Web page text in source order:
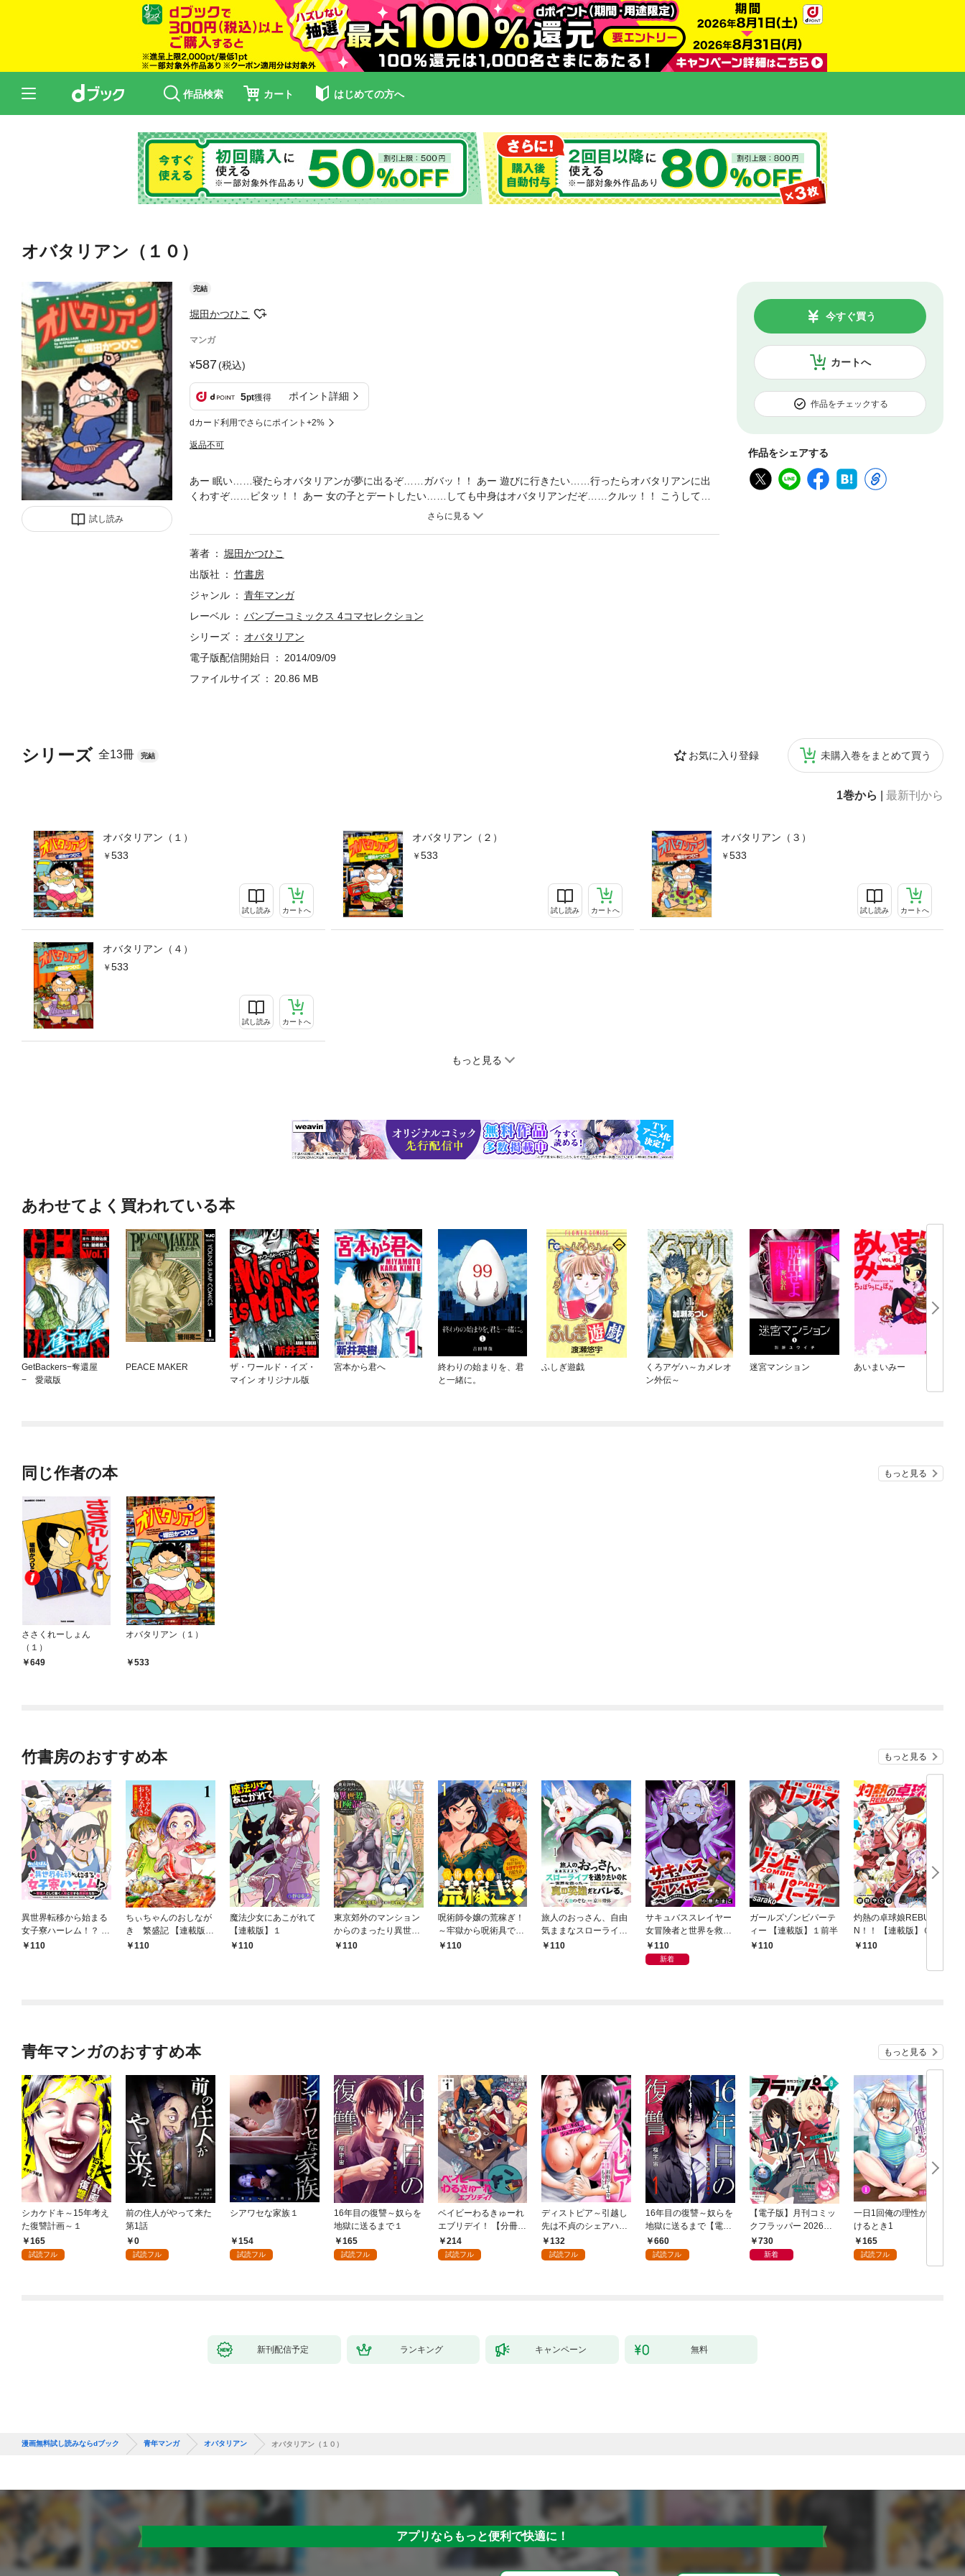
作品検索 カート はじめての方へ
オバタリアン（１０）
試し読み
完結
堀田かつひこ
マンガ
587(税込)
5pt獲得 ポイント詳細
dカード利用でさらにポイント+2%
返品不可
カートへ
今すぐ買う
作品をチェックする
作品をシェアする
シリーズ 全13冊 完結 お気に入り登録 未購入巻をまとめて買う
1巻から 最新刊から
オバタリアン（１）
533
試し読み カートへ
オバタリアン（２）
533
試し読み カートへ
オバタリアン（３）
533
試し読み カートへ
オバタリアン（４）
533
試し読み カートへ
もっと見る
あー 眠い……寝たらオバタリアンが夢に出るぞ……ガバッ！！ あー 遊びに行きたい……行ったらオバタリアンに出
くわすぞ……ピタッ！！ あー 女の子とデートしたい……しても中身はオバタリアンだぞ……クルッ！！ こうしてこ
の１０巻はできました……チャンチャン！！（「作者のことば」より） ２０世紀が生んだ名作！ ゴーイング・マイ
著者
堀田かつひこ
出版社
竹書房
ジャンル
青年マンガ
レーベル
バンブーコミックス 4コマセレクション
シリーズ
オバタリアン
電子版配信開始日
2014/09/09
ファイルサイズ
20.86 MB
あわせてよく買われている本
GetBackers−奪還屋
− 愛蔵版
PEACE MAKER
ザ・ワールド・イズ・
マイン オリジナル版
宮本から君へ
終わりの始まりを、君
と一緒に。
ふしぎ遊戯
くろアゲハ～カメレオ
ン外伝～
迷宮マンション あいまいみー
同じ作者の本 もっと見る
ささくれーしょん
（１）
649
オバタリアン（１）
533
竹書房のおすすめ本 もっと見る
異世界転移から始まる
女子寮ハーレム！？ ～
管理人として働く人間
110
ちぃちゃんのおしなが
き 繁盛記 【連載版】
１110
魔法少女にあこがれて
【連載版】１
110
東京郊外のマンション
からのまったり異世界
冒険記 ～僕の部屋が
110
呪術師令嬢の荒稼ぎ！
～牢獄から呪術具で掴
み取る金貨ザクザク宮
110
旅人のおっさん、自由
気ままなスローライフ
を送りたいのに世界を
110
サキュバススレイヤー
女冒険者と世界を救う
終末のハーレム部隊
【連載版】１
110
新着
ガールズゾンビパーテ
ィー 【連載版】１前半
110
灼熱の卓球娘REBUR
N！！ 【連載版】０－
①110
青年マンガのおすすめ本 もっと見る
シカケドキ～15年考え
た復讐計画～１
165
試読フル
前の住人がやって来た
第1話
0
試読フル
シアワセな家族１
154
試読フル
16年目の復讐～奴らを
地獄に送るまで１
165
試読フル
ベイビーわるきゅーれ
エブリデイ！ 【分冊
版】 1
214
試読フル
ディストピア～引越し
先は不貞のシェアハウ
ス～１
132
試読フル
16年目の復讐～奴らを
地獄に送るまで【電子
単行本版】１
660
試読フル
【電子版】月刊コミッ
クフラッパー 2026年9
月号730
新着
一日1回俺の理性が負
けるとき1
165
試読フル
新刊配信予定 ランキング キャンペーン 無料
漫画無料試し読みならdブック 青年マンガ オバタリアン オバタリアン（１０）
アプリならもっと便利で快適に！